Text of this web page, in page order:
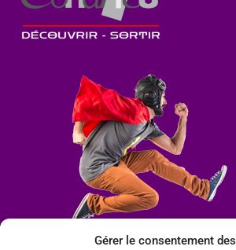
Gérer le consentement des